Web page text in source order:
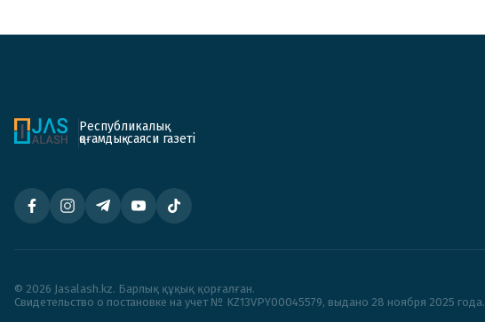
Республикалық
қоғамдық-саяси газеті
© 2026 Jasalash.kz. Барлық құқық қорғалған.
Cвидетельство о постановке на учет № KZ13VPY00045579, выдано 28 ноября 2025 года.